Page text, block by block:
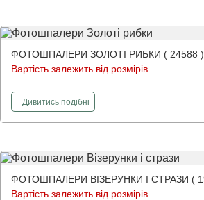
ФОТОШПАЛЕРИ ЗОЛОТІ РИБКИ ( 24588 )
Вартість залежить від розмірів
Дивитисьфотошпалери
подібні
ФОТОШПАЛЕРИ ВІЗЕРУНКИ І СТРАЗИ (
Вартість залежить від розмірів